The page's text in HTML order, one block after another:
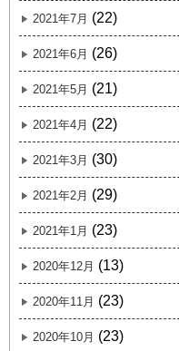
2021年7月 (22)
2021年6月 (26)
2021年5月 (21)
2021年4月 (22)
2021年3月 (30)
2021年2月 (29)
2021年1月 (23)
2020年12月 (13)
2020年11月 (23)
2020年10月 (23)